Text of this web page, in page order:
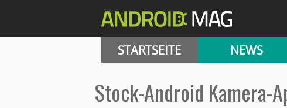
STARTSEITE NEWS
Stock-Android Kamera-